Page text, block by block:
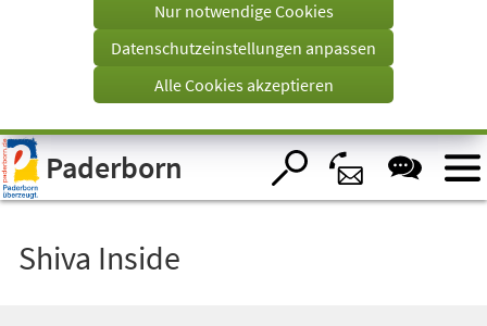
Visuelle
Assistenzsoftware
öffnen.
Tab)
Nur notwendige Cookies
Datenschutzeinstellungen anpassen
Alle Cookies akzeptieren
Paderborn
Shiva Inside